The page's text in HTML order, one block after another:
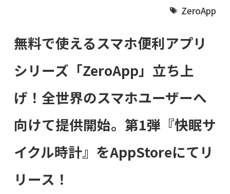
ZeroApp
無料で使えるスマホ便利アプリ
シリーズ「ZeroApp」立ち上
げ！全世界のスマホユーザーへ
向けて提供開始。第1弾『快眠サ
イクル時計』をAppStoreにてリ
リース！